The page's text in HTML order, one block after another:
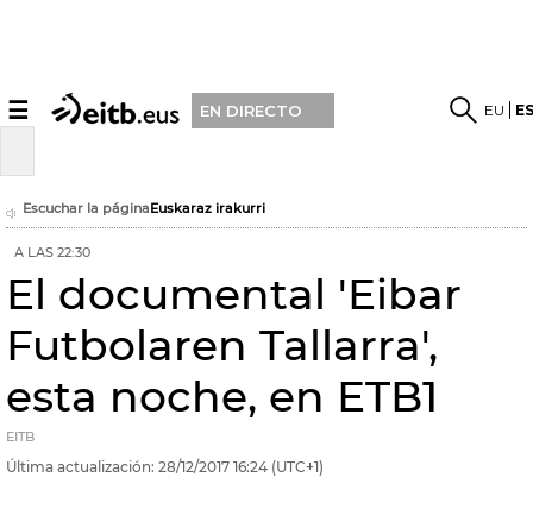
☰ EN DIRECTO EU
Escuchar la páginaEuskaraz irakurri
A LAS 22:30
El documental 'Eibar
Futbolaren Tallarra',
esta noche, en ETB1
EITB
Última actualización: 28/12/2017 16:24 (UTC+1)